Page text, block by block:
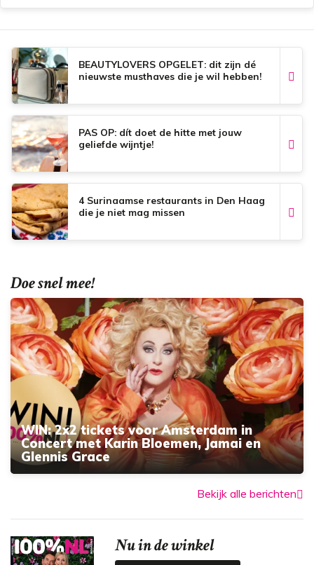
k
p
s
t
BEAUTYLOVERS OPGELET: dit zijn dé
nieuwste musthaves die je wil hebben!
PAS OP: dít doet de hitte met jouw
geliefde wijntje!
4 Surinaamse restaurants in Den Haag
die je niet mag missen
Doe snel mee!
WIN: 2x2 tickets voor Amsterdam in
Concert met Karin Bloemen, Jamai en
Glennis Grace
Bekijk alle berichten
Nu in de winkel